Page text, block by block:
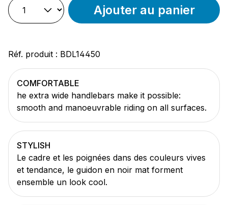
Ajouter au panier
Réf. produit : BDL14450
COMFORTABLE
he extra wide handlebars make it possible:
smooth and manoeuvrable riding on all surfaces.
STYLISH
Le cadre et les poignées dans des couleurs vives
et tendance, le guidon en noir mat forment
ensemble un look cool.